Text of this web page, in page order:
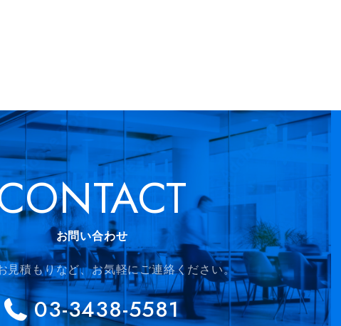
お問い合わせ
見積もりなど、お気軽にご連絡ください。
03-3438-5581